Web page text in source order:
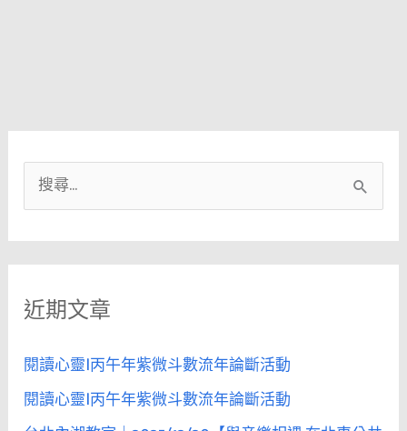
尋
關
字
近期文章
閱讀心靈|丙午年紫微斗數流年論斷活動
閱讀心靈|丙午年紫微斗數流年論斷活動